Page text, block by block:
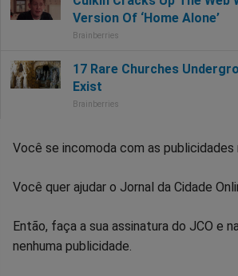
Você se incomoda com as publicidades
Você quer ajudar o Jornal da Cidade
Então, faça a sua assinatura do JCO e
nenhuma publicidade.